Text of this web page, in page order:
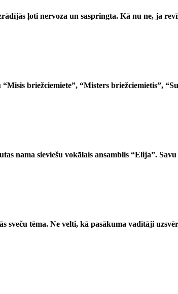
ļoti nervoza un saspringta. Kā nu ne, ja
briežciemiete”, “Misters briežciemietis”,
nama sieviešu vokālais ansamblis “Elija”.
tēma. Ne velti, kā pasākuma vadītāji